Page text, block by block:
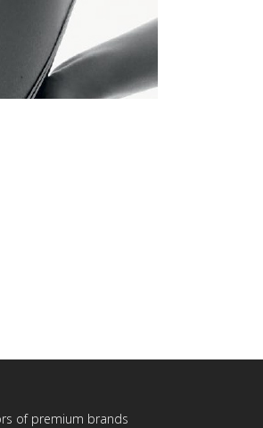
of premium brands